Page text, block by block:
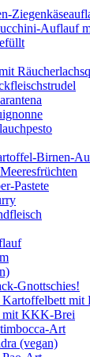
Auflauf
Birnen-
Pastete
Gnottschies!
mit
mit KKK-Brei
Art
(vegan)